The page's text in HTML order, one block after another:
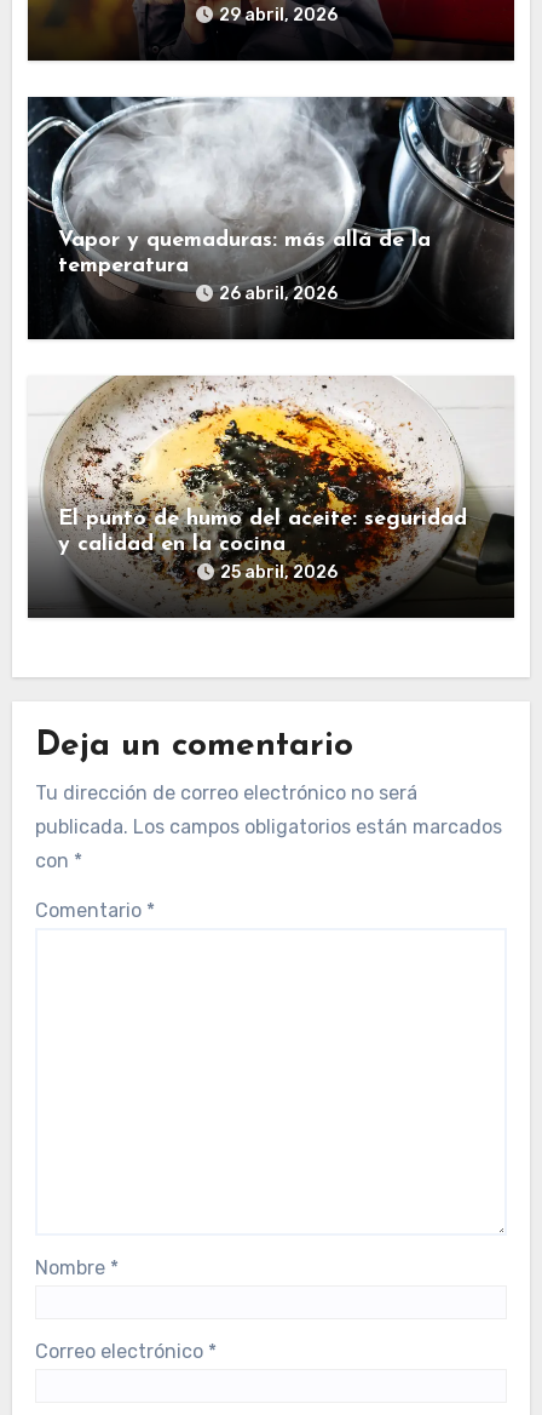
29 abril, 2026
Vapor y quemaduras: más allá de la
temperatura
26 abril, 2026
El punto de humo del aceite: seguridad
y calidad en la cocina
25 abril, 2026
Deja un comentario
Tu dirección de correo electrónico no será
publicada. Los campos obligatorios están marcados
con *
Comentario *
Nombre *
Correo electrónico *